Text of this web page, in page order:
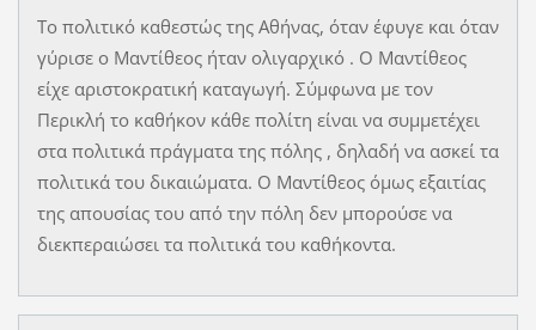
Το πολιτικό καθεστώς της Αθήνας, όταν έφυγε και όταν
γύρισε ο Μαντίθεος ήταν ολιγαρχικό . Ο Μαντίθεος
είχε αριστοκρατική καταγωγή. Σύμφωνα με τον
Περικλή το καθήκον κάθε πολίτη είναι να συμμετέχει
στα πολιτικά πράγματα της πόλης , δηλαδή να ασκεί τα
πολιτικά του δικαιώματα. Ο Μαντίθεος όμως εξαιτίας
της απουσίας του από την πόλη δεν μπορούσε να
διεκπεραιώσει τα πολιτικά του καθήκοντα.